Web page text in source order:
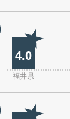
4.0
福井県